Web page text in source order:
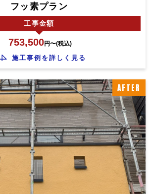
フッ素プラン
工事金額
753,500円〜(税込)
施工事例を詳しく見る
AFTER